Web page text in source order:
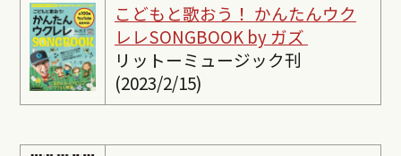
こどもと歌おう！ かんたんウク
レレSONGBOOK by ガズ
リットーミュージック刊
(2023/2/15)